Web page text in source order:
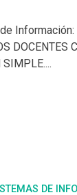
DOCENTES
SIMPLE....
DE